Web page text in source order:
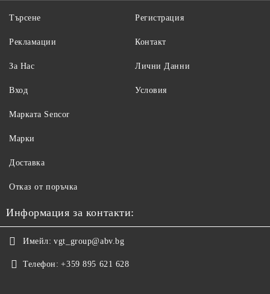
Търсене
Рекламации
За Нас
Вход
Регистрация
Контакт
Лични Данни
Условия
Maрката Sencor
Марки
Доставка
Отказ от поръчка
Информация за контакти:
Имейл: vgt_group@abv.bg
Телефон: +359 895 621 628